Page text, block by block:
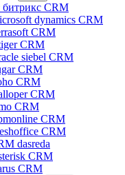
битрикс CRM
dynamics CRM
CRM
CRM
siebel CRM
CRM
CRM
CRM
CRM
CRM
CRM
dasreda
CRM
CRM